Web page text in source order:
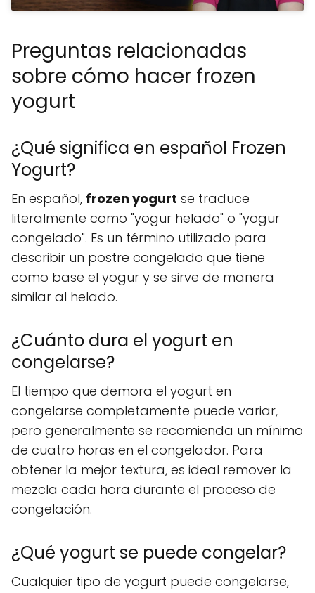
Preguntas relacionadas
sobre cómo hacer frozen
yogurt
¿Qué significa en español Frozen
Yogurt?
En español, frozen yogurt se traduce
literalmente como "yogur helado" o "yogur
congelado". Es un término utilizado para
describir un postre congelado que tiene
como base el yogur y se sirve de manera
similar al helado.
¿Cuánto dura el yogurt en
congelarse?
El tiempo que demora el yogurt en
congelarse completamente puede variar,
pero generalmente se recomienda un mínimo
de cuatro horas en el congelador. Para
obtener la mejor textura, es ideal remover la
mezcla cada hora durante el proceso de
congelación.
¿Qué yogurt se puede congelar?
Cualquier tipo de yogurt puede congelarse,